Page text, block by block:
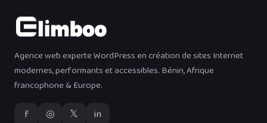
Agence web experte WordPress en création de sites Internet
modernes, performants et accessibles. Bénin, Afrique
francophone & Europe.
f ◎ 𝕏 in